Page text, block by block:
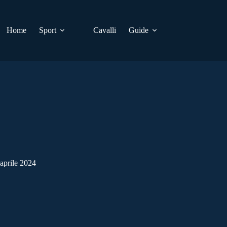
Home
Sport Cavalli Guide
2024